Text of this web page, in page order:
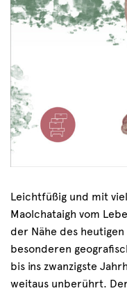
Leichtfüßig und mit
Maolchataigh vom
der Nähe des
besonderen
bis ins zwanzigste
weitaus unberührt.